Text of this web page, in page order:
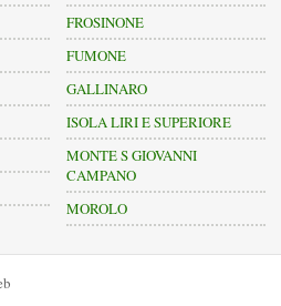
FROSINONE
FUMONE
GALLINARO
ISOLA LIRI E SUPERIORE
MONTE S GIOVANNI
CAMPANO
MOROLO